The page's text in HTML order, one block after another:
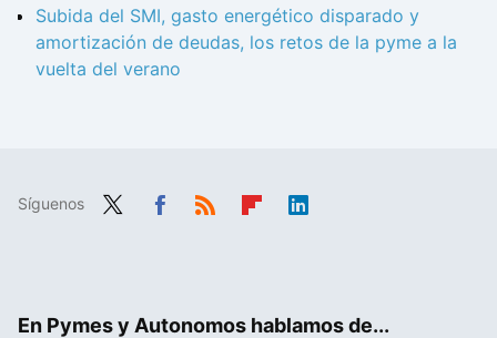
Subida del SMI, gasto energético disparado y
amortización de deudas, los retos de la pyme a la
vuelta del verano
Síguenos
En Pymes y Autonomos hablamos de...